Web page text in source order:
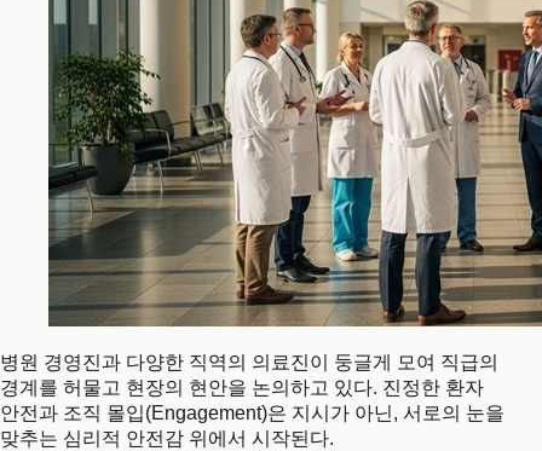
병원 경영진과 다양한 직역의 의료진이 둥글게 모여 직급의
경계를 허물고 현장의 현안을 논의하고 있다. 진정한 환자
안전과 조직 몰입(Engagement)은 지시가 아닌, 서로의 눈을
맞추는 심리적 안전감 위에서 시작된다.